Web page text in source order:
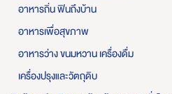
อาหารถิ่น ฟินถึงบ้าน
อาหารเพื่อสุขภาพ
อาหารว่าง ขนมหวาน เครื่องดื่ม
เครื่องปรุงและวัตถุดิบ